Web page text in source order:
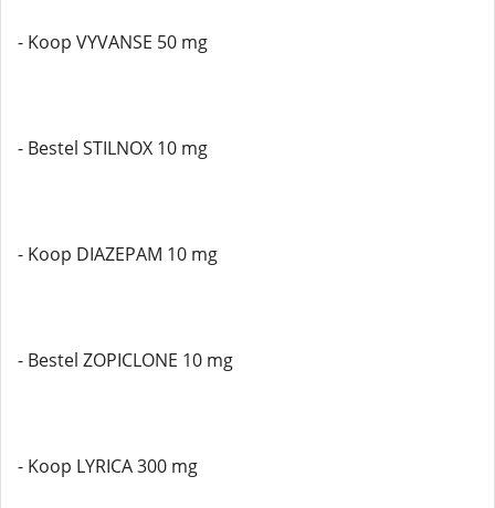
- Koop VYVANSE 50 mg
- Bestel STILNOX 10 mg
- Koop DIAZEPAM 10 mg
- Bestel ZOPICLONE 10 mg
- Koop LYRICA 300 mg